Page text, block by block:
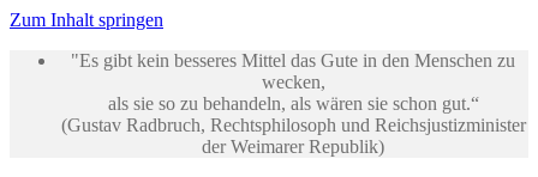
Zum Inhalt springen
"Es gibt kein besseres Mittel das Gute in den Menschen zu
wecken,
als sie so zu behandeln, als wären sie schon gut.“
(Gustav Radbruch, Rechtsphilosoph und Reichsjustizminister
der Weimarer Republik)